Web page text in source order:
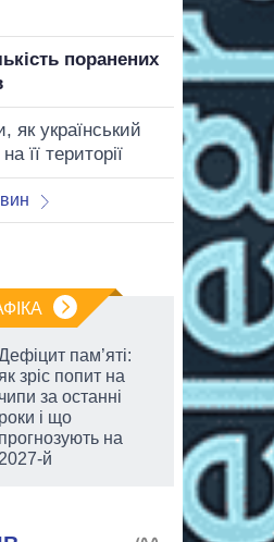
поранених
як український
її території
пам’яті:
як зріс попит на
чипи за останні
роки і що
прогнозують на
2027-й